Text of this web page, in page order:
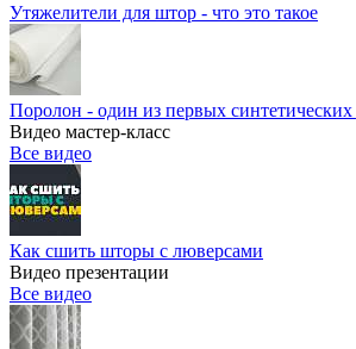
Утяжелители для штор - что это такое
Поролон - один из первых синтетических
Видео мастер-класс
Все видео
Как сшить шторы с люверсами
Видео презентации
Все видео